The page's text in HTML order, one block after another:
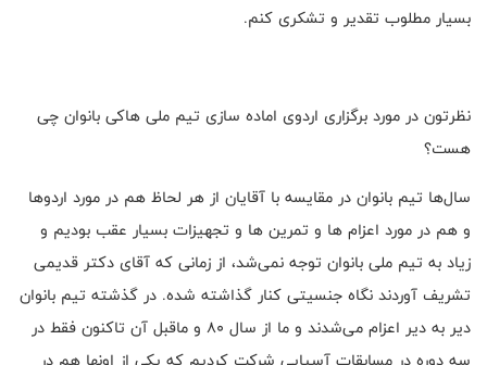
بسیار مطلوب تقدیر و تشکری کنم.
نظرتون در مورد برگزاری اردوی اماده سازی تیم ملی هاکی بانوان چی
هست؟
سال‌ها تیم بانوان در مقایسه با آقایان از هر لحاظ هم در مورد اردوها
و هم در مورد اعزام ها و تمرین ها و تجهیزات بسیار عقب بودیم و
زیاد به تیم ملی بانوان توجه نمی‌شد، از زمانی که آقای دکتر قدیمی
تشریف آوردند نگاه جنسیتی کنار گذاشته شده. در گذشته تیم بانوان
دیر به دیر اعزام می‌شدند و ما از سال ۸۰ و ماقبل آن تاکنون فقط در